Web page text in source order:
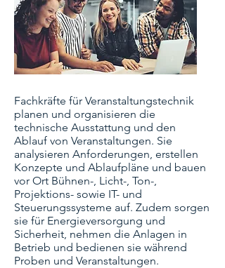
Fachkräfte für Veranstaltungstechnik
planen und organisieren die
technische Ausstattung und den
Ablauf von Veranstaltungen. Sie
analysieren Anforderungen, erstellen
Konzepte und Ablaufpläne und bauen
vor Ort Bühnen-, Licht-, Ton-,
Projektions- sowie IT- und
Steuerungssysteme auf. Zudem sorgen
sie für Energieversorgung und
Sicherheit, nehmen die Anlagen in
Betrieb und bedienen sie während
Proben und Veranstaltungen.